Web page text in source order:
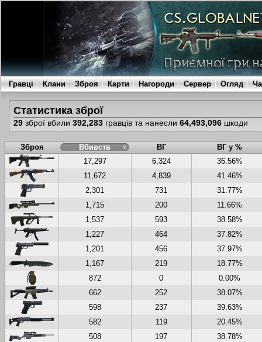
Гравці Клани Зброя Карти Нагороди Сервер Огляд
Статистика зброї
29зброї вбили 392,283гравців та нанесли 64,493,096шкоди
Зброя Вбивств ВГ
ВГ у %
17,297
6,324
36.56%
11,672
4,839
41.46%
2,301
731
31.77%
1,715
200
11.66%
1,537
593
38.58%
1,227
464
37.82%
1,201
456
37.97%
1,167
219
18.77%
872
0
0.00%
662
252
38.07%
598
237
39.63%
582
119
20.45%
508
197
38.78%